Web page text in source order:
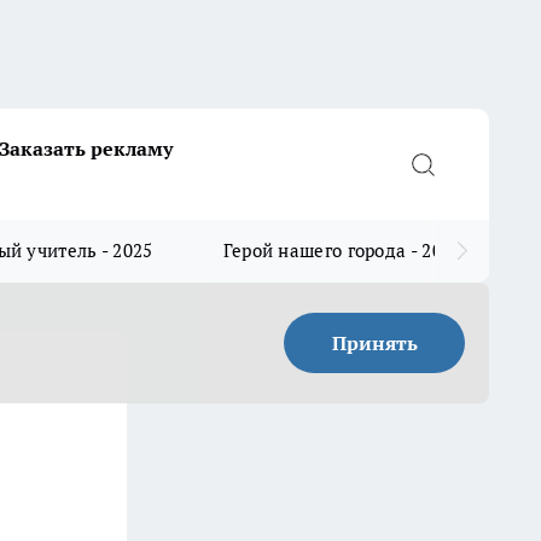
Заказать рекламу
учитель - 2025 Герой нашего города - 2025
Принять